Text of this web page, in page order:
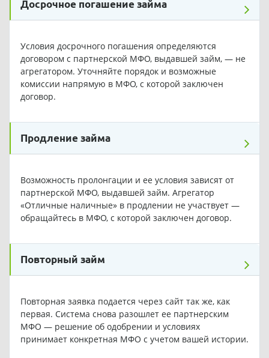
Досрочное погашение займа
Условия досрочного погашения определяются
договором с партнерской МФО, выдавшей займ, — не
агрегатором. Уточняйте порядок и возможные
комиссии напрямую в МФО, с которой заключен
договор.
Продление займа
Возможность пролонгации и ее условия зависят от
партнерской МФО, выдавшей займ. Агрегатор
«Отличные наличные» в продлении не участвует —
обращайтесь в МФО, с которой заключен договор.
Повторный займ
Повторная заявка подается через сайт так же, как
первая. Система снова разошлет ее партнерским
МФО — решение об одобрении и условиях
принимает конкретная МФО с учетом вашей истории.